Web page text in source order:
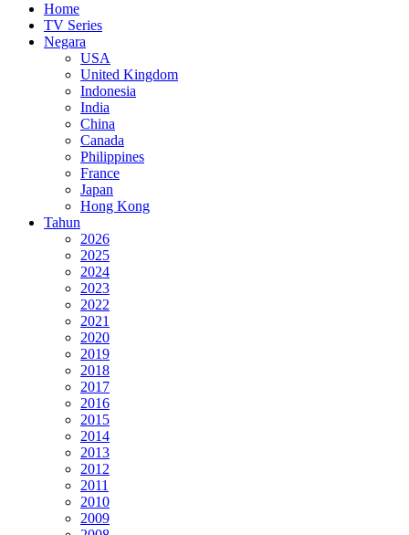
Home
TV Series
Negara
USA
United Kingdom
Indonesia
India
China
Canada
Philippines
France
Japan
Hong Kong
Tahun
2026
2025
2024
2023
2022
2021
2020
2019
2018
2017
2016
2015
2014
2013
2012
2011
2010
2009